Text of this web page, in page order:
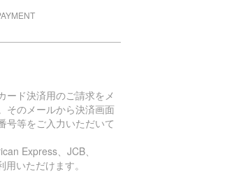
ード決済用のご請求をメ
そのメールから決済画面
号等をご入力いただいて
Express、JCB、
いただけます。